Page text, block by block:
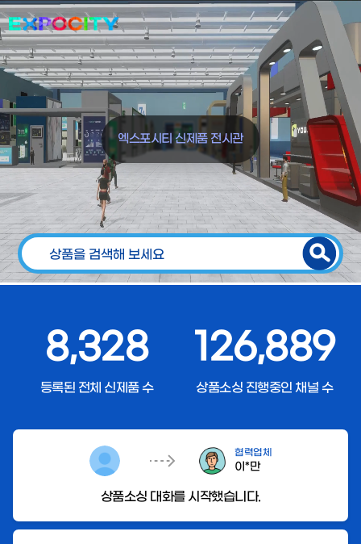
엑스포시티 신제품 전시관
8,328
등록된 전체 신제품 수
126,889
상품소싱 진행중인 채널 수
협력업체
이*만
상품소싱 대화를 시작했습니다.